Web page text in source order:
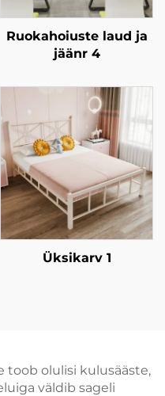
Ruokahoiuste laud ja
jäänr 4
Üksikarv 1
toob olulisi kulusääste,
väldib sageli